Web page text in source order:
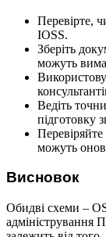
Перевірте,
IOSS.
Зберіть
можуть
Ведіть
підготовку
можуть
Висновок
Обидві схеми –
адміністрування